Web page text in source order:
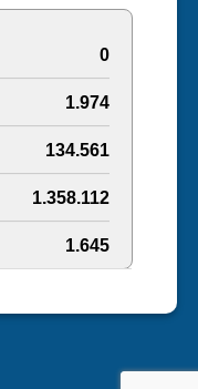
0
1.974
134.561
1.358.112
1.645